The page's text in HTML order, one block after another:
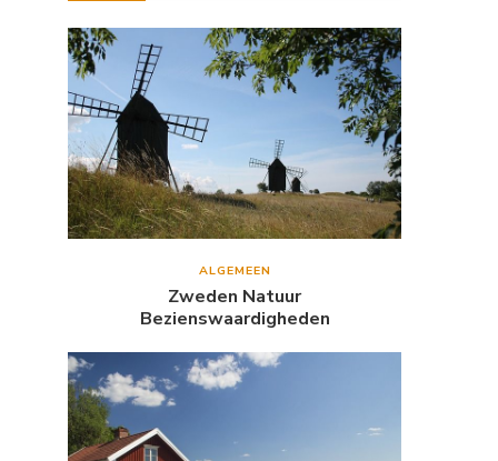
ALGEMEEN
Zweden Natuur
Bezienswaardigheden